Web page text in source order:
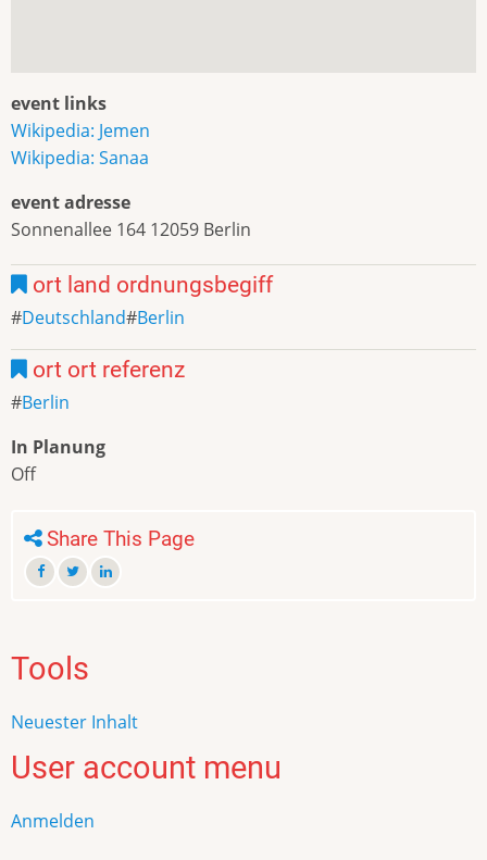
event links
Wikipedia: Jemen
Wikipedia: Sanaa
event adresse
Sonnenallee 164 12059 Berlin
ort land ordnungsbegiff
Deutschland Berlin
ort ort referenz
Berlin
In Planung
Off
Share This Page
Tools
Neuester Inhalt
User account menu
Anmelden